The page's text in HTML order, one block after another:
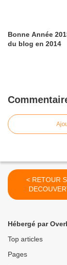
Bonne Année
du blog en 2014
< RETOUR SORTIE
novembre
Hébergé par
Top articles
Pages